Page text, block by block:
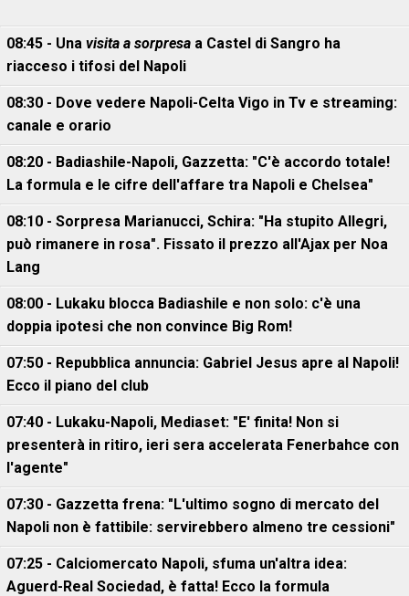
08:45 - Una visita a sorpresa a Castel di Sangro ha
riacceso i tifosi del Napoli
08:30 - Dove vedere Napoli-Celta Vigo in Tv e streaming:
canale e orario
08:20 - Badiashile-Napoli, Gazzetta: "C'è accordo totale!
La formula e le cifre dell'affare tra Napoli e Chelsea"
08:10 - Sorpresa Marianucci, Schira: "Ha stupito Allegri,
può rimanere in rosa". Fissato il prezzo all'Ajax per Noa
Lang
08:00 - Lukaku blocca Badiashile e non solo: c'è una
doppia ipotesi che non convince Big Rom!
07:50 - Repubblica annuncia: Gabriel Jesus apre al Napoli!
Ecco il piano del club
07:40 - Lukaku-Napoli, Mediaset: "E' finita! Non si
presenterà in ritiro, ieri sera accelerata Fenerbahce con
l'agente"
07:30 - Gazzetta frena: "L'ultimo sogno di mercato del
Napoli non è fattibile: servirebbero almeno tre cessioni"
07:25 - Calciomercato Napoli, sfuma un'altra idea:
Aguerd-Real Sociedad, è fatta! Ecco la formula